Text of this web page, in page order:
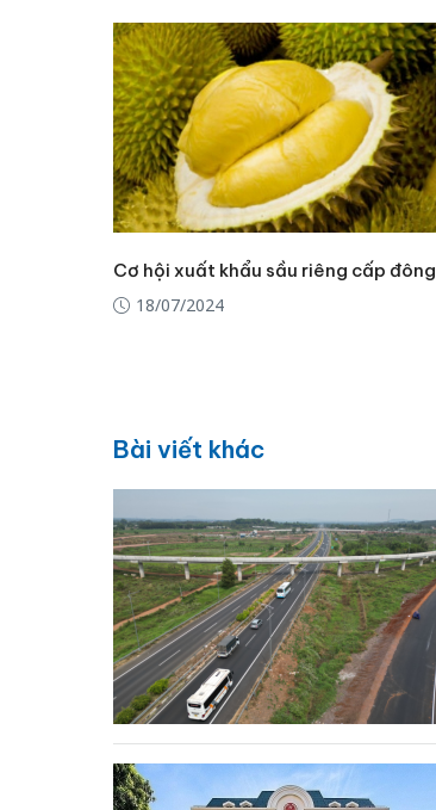
Cơ hội xuất khẩu sầu riêng cấp đông
18/07/2024
Bài viết khác